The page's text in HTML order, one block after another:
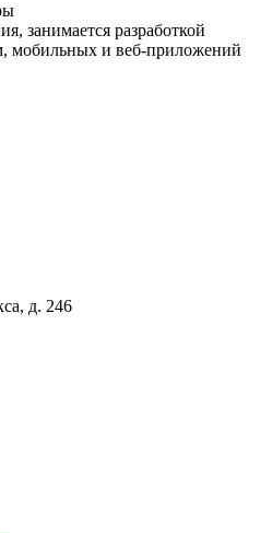
занимается разработкой
мобильных и веб-приложений
д. 246